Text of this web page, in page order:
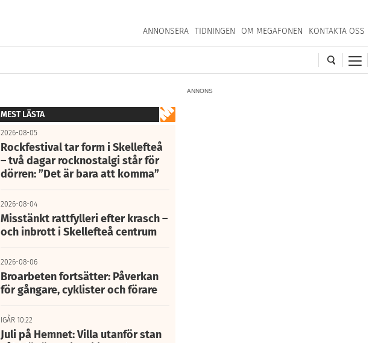
ANNONSERA TIDNINGEN OM MEGAFONEN KONTAKTA OSS
ANNONS
MEST LÄSTA
2026-08-05
Rockfestival tar form i Skellefteå
– två dagar rocknostalgi står för
dörren: ”Det är bara att komma”
2026-08-04
Misstänkt rattfylleri efter krasch –
och inbrott i Skellefteå centrum
2026-08-06
Broarbeten fortsätter: Påverkan
för gångare, cyklister och förare
IGÅR 10:22
Juli på Hemnet: Villa utanför stan